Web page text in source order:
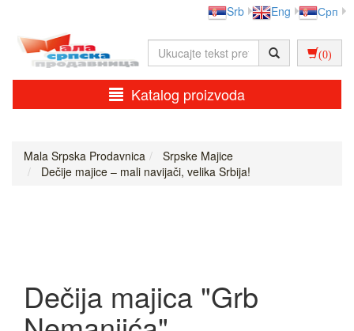
Srb Eng Срп
(0)
Katalog proizvoda
Mala Srpska Prodavnica
Srpske Majice
Dečije majice – mali navijači, velika Srbija!
Dečija majica "Grb